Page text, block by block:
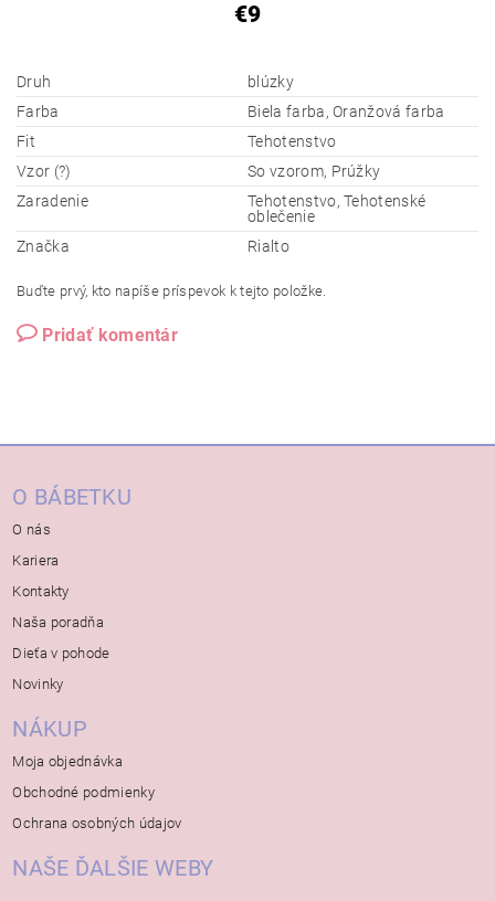
€9
Druh
blúzky
Farba
Biela farba, Oranžová farba
Fit
Tehotenstvo
Vzor (?)
So vzorom, Prúžky
Zaradenie
Tehotenstvo, Tehotenské
oblečenie
Značka
Rialto
Buďte prvý, kto napíše príspevok k tejto položke.
Pridať komentár
O BÁBETKU
O nás
Kariera
Kontakty
Naša poradňa
Dieťa v pohode
Novinky
NÁKUP
Moja objednávka
Obchodné podmienky
Ochrana osobných údajov
NAŠE ĎALŠIE WEBY